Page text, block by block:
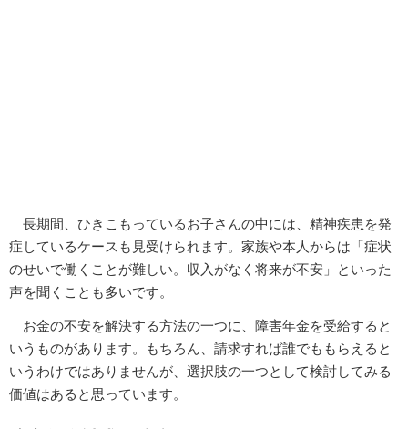
長期間、ひきこもっているお子さんの中には、精神疾患を発
症しているケースも見受けられます。家族や本人からは「症状
のせいで働くことが難しい。収入がなく将来が不安」といった
声を聞くことも多いです。
お金の不安を解決する方法の一つに、障害年金を受給すると
いうものがあります。もちろん、請求すれば誰でももらえると
いうわけではありませんが、選択肢の一つとして検討してみる
価値はあると思っています。